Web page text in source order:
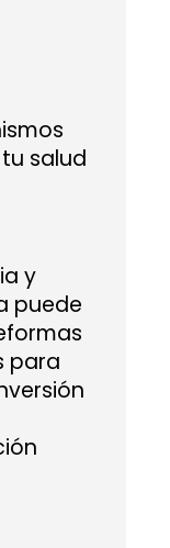
salud
y
puede
para